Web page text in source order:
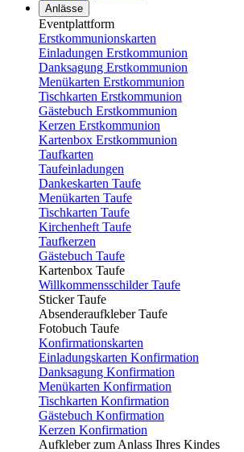
Anlässe
Eventplattform
Erstkommunionskarten
Einladungen Erstkommunion
Danksagung Erstkommunion
Menükarten Erstkommunion
Tischkarten Erstkommunion
Gästebuch Erstkommunion
Kerzen Erstkommunion
Kartenbox Erstkommunion
Taufkarten
Taufeinladungen
Dankeskarten Taufe
Menükarten Taufe
Tischkarten Taufe
Kirchenheft Taufe
Taufkerzen
Gästebuch Taufe
Kartenbox Taufe
Willkommensschilder Taufe
Sticker Taufe
Absenderaufkleber Taufe
Fotobuch Taufe
Konfirmationskarten
Einladungskarten Konfirmation
Danksagung Konfirmation
Menükarten Konfirmation
Tischkarten Konfirmation
Gästebuch Konfirmation
Kerzen Konfirmation
Aufkleber zum Anlass Ihres Kindes